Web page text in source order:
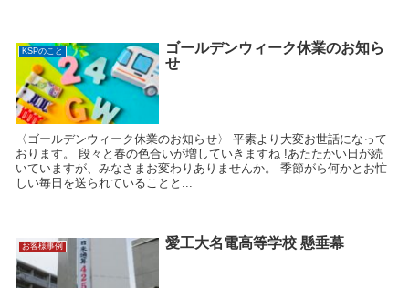
KSPのこと
ゴールデンウィーク休業のお知ら
せ
〈ゴールデンウィーク休業のお知らせ〉 平素より大変お世話になって
おります。 段々と春の色合いが増していきますね !あたたかい日が続
いていますが、みなさまお変わりありませんか。 季節がら何かとお忙
しい毎日を送られていることと...
お客様事例 愛工大名電高等学校 懸垂幕